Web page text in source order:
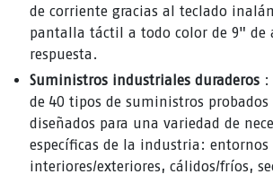
de corriente gracias al teclado
pantalla táctil a todo color de 9" de
respuesta.
Suministros industriales duraderos :
de 40 tipos de suministros probados
diseñados para una variedad de
específicas de la industria: entornos
interiores/exteriores, cálidos/fríos,